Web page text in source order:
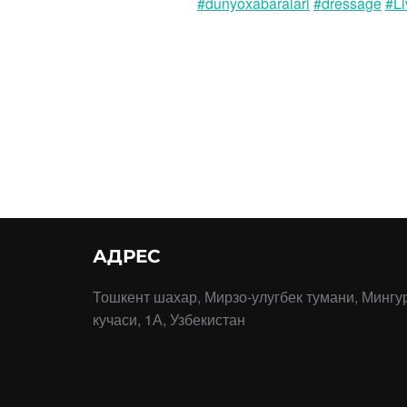
АДРЕС
Тошкент шахар, Мирзо-улугбек тумани,
кучаси, 1А, Узбекистан